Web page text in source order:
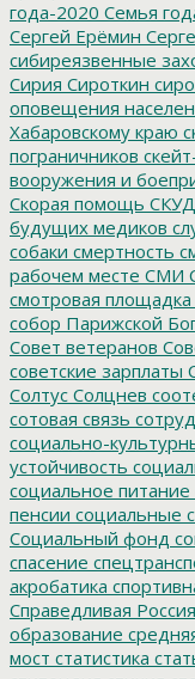
года-2020 Семья
Сергей Ерёмин
сибиреязвенные
Сирия Сироткин
оповещения
Хабаровскому краю
пограничников
вооружения и
Скорая помощь СКУД
будущих медиков
собаки смертность
рабочем месте СМИ
смотровая площадка
собор Парижской
Совет ветеранов
советские зарплаты
Солтус Солцнев
сотовая связь
социально-
устойчивость
социальное питание
пенсии социальные
Социальный фонд
спасение
акробатика
Справедливая Россия
образование
мост статистика